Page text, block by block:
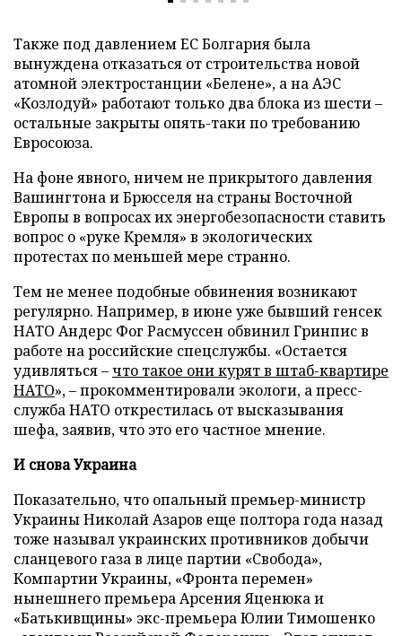
Также под давлением ЕС Болгария была
вынуждена отказаться от строительства новой
атомной электростанции «Белене», а на АЭС
«Козлодуй» работают только два блока из шести –
остальные закрыты опять-таки по требованию
Евросоюза.
На фоне явного, ничем не прикрытого давления
Вашингтона и Брюсселя на страны Восточной
Европы в вопросах их энергобезопасности ставить
вопрос о «руке Кремля» в экологических
протестах по меньшей мере странно.
Тем не менее подобные обвинения возникают
регулярно. Например, в июне уже бывший генсек
НАТО Андерс Фог Расмуссен обвинил Гринпис в
работе на российские спецслужбы. «Остается
удивляться –что такое они курят в штаб-квартире
НАТО», – прокомментировали экологи, а пресс-
служба НАТО открестилась от высказывания
шефа, заявив, что это его частное мнение.
И снова Украина
Показательно, что опальный премьер-министр
Украины Николай Азаров еще полтора года назад
тоже называл украинских противников добычи
сланцевого газа в лице партии «Свобода»,
Компартии Украины, «Фронта перемен»
нынешнего премьера Арсения Яценюка и
«Батькивщины» экс-премьера Юлии Тимошенко